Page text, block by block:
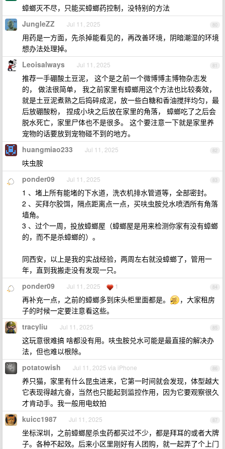
蟑螂灭不尽，只能买蟑螂药控制，没特别的方法
80
JungleZZ Jul 11, 2025
用药是一方面，先杀掉能看见的，再改善环境，阴暗潮湿的环境
想办法处理掉。
81
Leoisalways Jul 11, 2025
推荐一手硼酸土豆泥， 这个是之前一个微博博主博物杂志发
的， 做法很简单， 我之前家里有蟑螂用这个方法也比较奏效，
就是土豆泥煮熟之后捣碎成泥，放一些白糖和香油搅拌均匀，最
后放硼酸粉， 捏成小块之后放在家里的角落， 蟑螂吃了之后会
脱水死亡，家里尸体也不是很多。 这个要注意一下就是家里养
宠物的话要放到宠物碰不到的地方。
82
huangmiao233 Jul 11, 2025
呋虫胺
83
ponder09 Jul 11, 2025
1 、堵上所有能堵的下水道，洗衣机排水管道等，全部密封。
2 、买拜尔胶饵，隔点距离点一点，买呋虫胺兑水喷洒所有角落
墙角。
3 、过个一周，投放蟑螂屋（蟑螂屋是用来检测你家有没有蟑螂
的，而不是杀蟑螂的）。
同西安，以上是我的实战经验，两周左右就没蟑螂了，管用一
年，直到我搬走没有发现一只。
84
ponder09 Jul 11, 2025 1
再补充一点，之前的蟑螂多到床头柜里面都是。
，大家租房
子的时候一定要注意看这些。
85
tracyliu Jul 11, 2025
这玩意很难搞 啥都没有用。呋虫胺兑水可能是最直接的解决办
法，但也难以根除。
86
potatowish Jul 11, 2025 via iPhone
养只猫，家里有什么昆虫进来，它第一时间就会发现，体型越大
它表现得越亢奋，当然也只能起到监控作用，因为它要观察很久
才肯动手。我一般用电蚊拍
87
kuicc1987 Jul 11, 2025
坐标深圳，之前蟑螂屋杀虫药都买过不少，都是拜耳的或者大牌
子。各种不起效。后来小区里刚好有人团购，就一起弄了个上门